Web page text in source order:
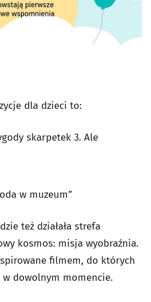
dla dzieci to:
skarpetek 3. Ale
w muzeum”
też działała strefa
kosmos: misja wyobraźnia.
filmem, do których
w dowolnym momencie.